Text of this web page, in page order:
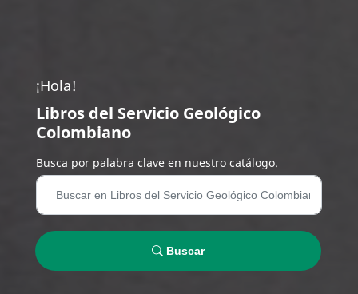
¡Hola!
Libros del Servicio Geológico
Colombiano
Busca por palabra clave en nuestro catálogo.
Buscar